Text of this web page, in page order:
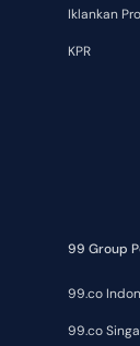
Iklankan
KPR
99 Group
99.co
99.co